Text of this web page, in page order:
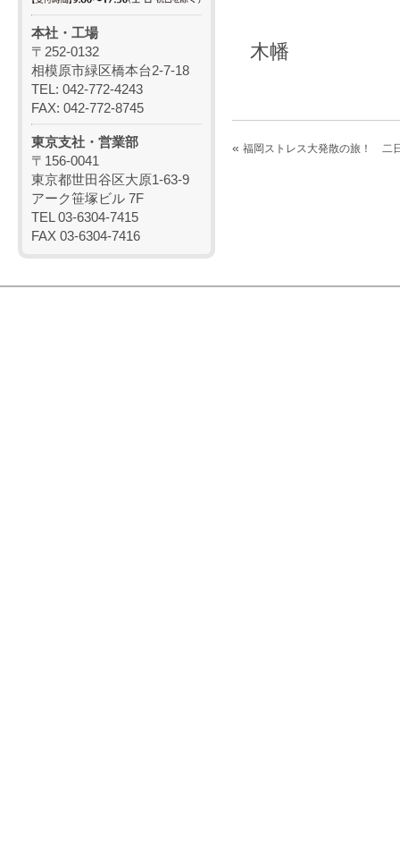
木幡
« 福岡ストレス大発散の旅！ 二
本社・工場
〒252-0132
相模原市緑区橋本台2-7-18
TEL: 042-772-4243
FAX: 042-772-8745
東京支社・営業部
〒156-0041
東京都世田谷区大原1-63-9
アーク笹塚ビル 7F
TEL 03-6304-7415
FAX 03-6304-7416